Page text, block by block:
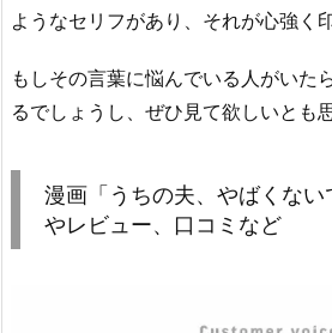
ようなセリフがあり、それが心強く
もしその言葉に悩んでいる人がいた
るでしょうし、ぜひ見て欲しいとも
漫画「うちの夫、やばくな
やレビュー、口コミなど